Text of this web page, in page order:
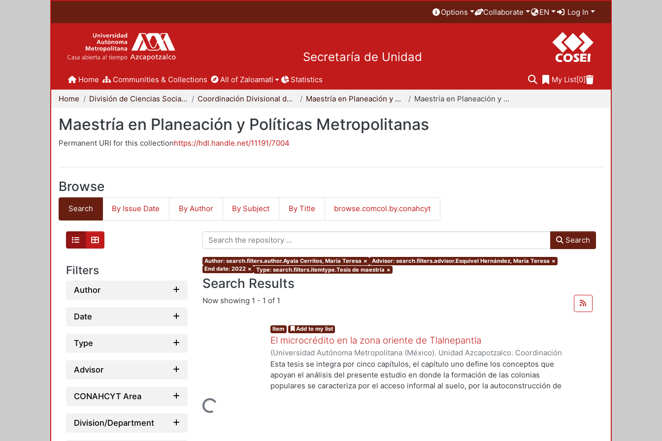
Options Collaborate EN Log In
Secretaría de Unidad
Home Communities & Collections All of Zaloamati Statistics My List[0]
Home División de Ciencias Sociales y Humanidades Coordinación Divisional de Posgrado Maestría en Planeación y Políticas Metropolitanas Maestría en Planeación y Políticas Metropolitanas
Maestría en Planeación y Políticas Metropolitanas
Permanent URI for this collectionhttps://hdl.handle.net/11191/7004
Browse
Search By Issue Date By Author By Subject By Title browse.comcol.by.conahcyt
Filters
Author
Date
Type
Advisor
CONAHCYT Area
Division/Department
Search
Author: search.filters.author.Ayala Cerritos, María Teresa × Advisor: search.filters.advisor.Esquivel Hernández, María Teresa ×
End date: 2022 × Type: search.filters.itemtype.Tesis de maestría ×
Search Results
Now showing 1 - 1 of 1
Loading...
Item Add to my list
El microcrédito en la zona oriente de Tlalnepantla
(Universidad Autónoma Metropolitana (México). Unidad Azcapotzalco. Coordinación
de Servicios de Información.,2022-08-19) Ayala Cerritos, María Teresa
Esta tesis se integra por cinco capítulos, el capítulo uno define los conceptos que
apoyan el análisis del presente estudio en donde la formación de las colonias
populares se caracteriza por el acceso informal al suelo, por la autoconstrucción de